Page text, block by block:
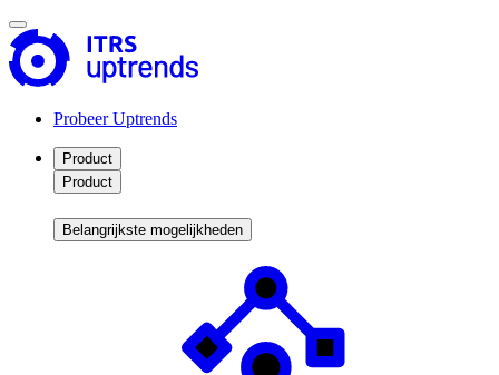
Probeer Uptrends
Product
Product
Belangrijkste mogelijkheden